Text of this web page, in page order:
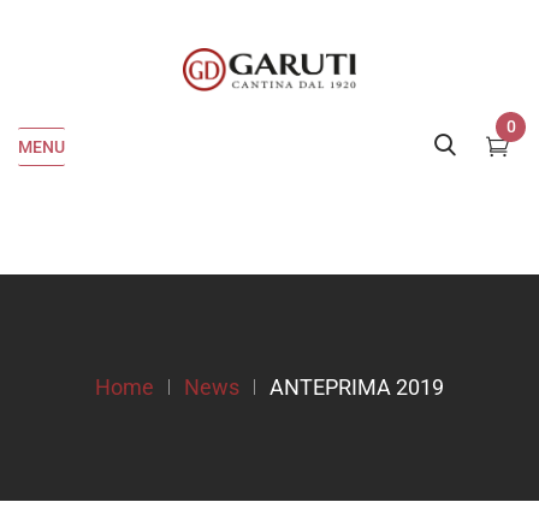
MENU
0
Home News ANTEPRIMA 2019